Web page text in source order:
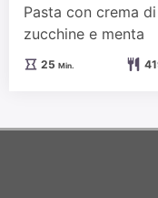
Pasta con crema di
zucchine e menta
25Minuten
Min.